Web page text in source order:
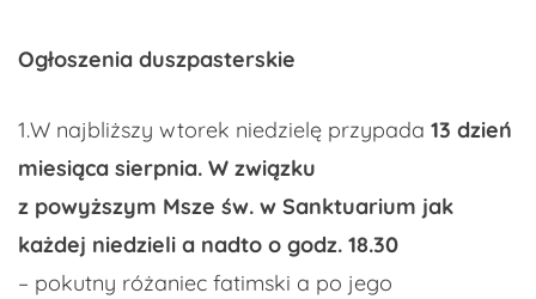
Ogłoszenia duszpasterskie
1.W najbliższy wtorek niedzielę przypada 13 dzień
miesiąca sierpnia. W związku
z powyższym Msze św. w Sanktuarium jak
każdej niedzieli a nadto o godz. 18.30
– pokutny różaniec fatimski a po jego